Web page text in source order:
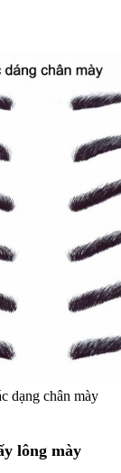
dạng chân mày
lông mày